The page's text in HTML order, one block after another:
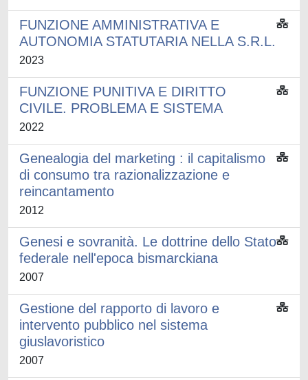
FUNZIONE AMMINISTRATIVA E
AUTONOMIA STATUTARIA NELLA S.R.L.
2023
FUNZIONE PUNITIVA E DIRITTO
CIVILE. PROBLEMA E SISTEMA
2022
Genealogia del marketing : il capitalismo
di consumo tra razionalizzazione e
reincantamento
2012
Genesi e sovranità. Le dottrine dello Stato
federale nell'epoca bismarckiana
2007
Gestione del rapporto di lavoro e
intervento pubblico nel sistema
giuslavoristico
2007